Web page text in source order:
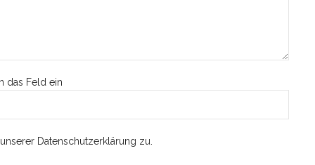
das Feld ein
Datenschutzerklärung zu.